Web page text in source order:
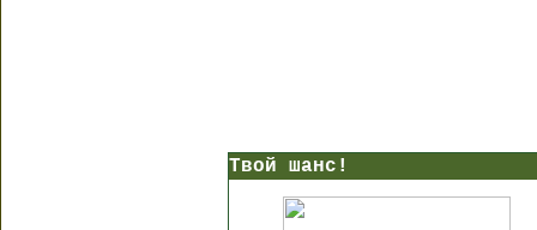
Твой шанс!